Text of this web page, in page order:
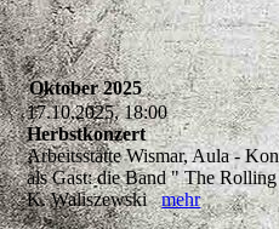
Oktober 2025
17.10.2025, 18:00
Herbstkonzert
Arbeitsstätte Wismar, Aula -
als Gast: die Band " The
K. Waliszewskimehr